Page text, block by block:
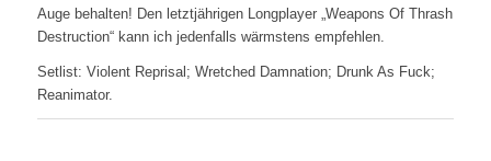
Auge behalten! Den letztjährigen Longplayer „Weapons Of Thrash
Destruction“ kann ich jedenfalls wärmstens empfehlen.
Setlist: Violent Reprisal; Wretched Damnation; Drunk As Fuck;
Reanimator.